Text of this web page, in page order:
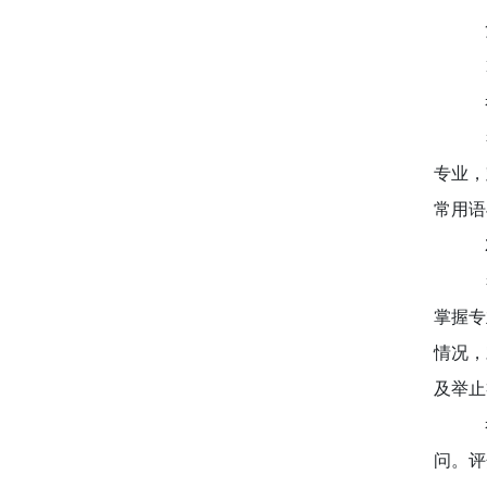
专业
常用
掌握
情况
及举
问。